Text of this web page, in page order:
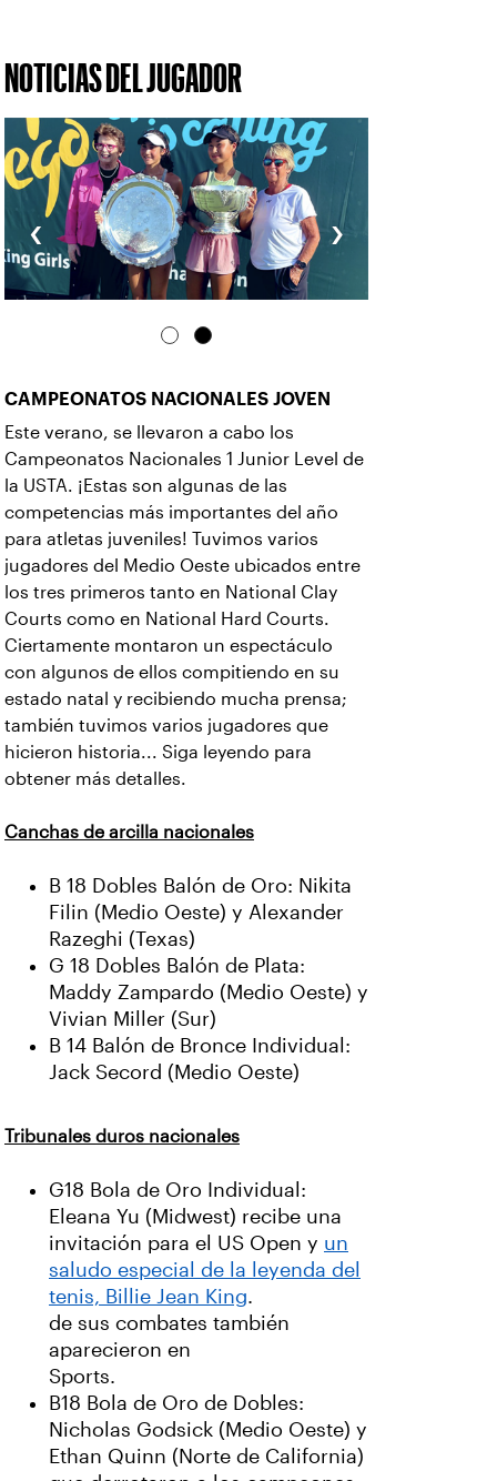
NOTICIAS DEL JUGADOR
‹ ›
CAMPEONATOS NACIONALES JOVEN
Este verano, se llevaron a cabo los
Campeonatos Nacionales 1 Junior Level de
la USTA. ¡Estas son algunas de las
competencias más importantes del año
para atletas juveniles! Tuvimos varios
jugadores del Medio Oeste ubicados entre
los tres primeros tanto en National Clay
Courts como en National Hard Courts.
Ciertamente montaron un espectáculo
con algunos de ellos compitiendo en su
estado natal y recibiendo mucha prensa;
también tuvimos varios jugadores que
hicieron historia... Siga leyendo para
obtener más detalles.
Canchas de arcilla nacionales
B 18 Dobles Balón de Oro: Nikita
Filin (Medio Oeste) y Alexander
Razeghi (Texas)
G 18 Dobles Balón de Plata:
Maddy Zampardo (Medio Oeste) y
Vivian Miller (Sur)
B 14 Balón de Bronce Individual:
Jack Secord (Medio Oeste)
Tribunales duros nacionales
G18 Bola de Oro Individual:
Eleana Yu (Midwest) recibe una
invitación para el US Open y un
saludo especial de la leyenda del
tenis, Billie Jean King.
de sus combates también
aparecieron en
Sports.
B18 Bola de Oro de Dobles:
Nicholas Godsick (Medio Oeste) y
Ethan Quinn (Norte de California)